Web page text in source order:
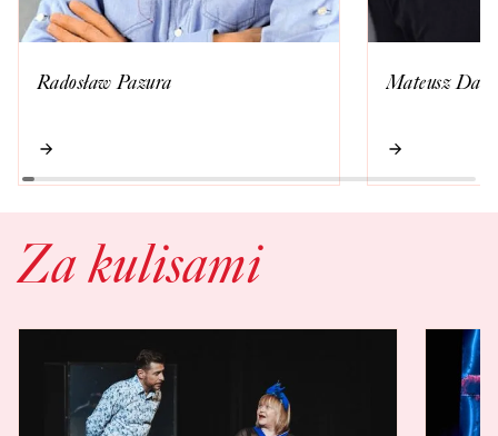
Radosław Pazura Mateusz
Za kulisami